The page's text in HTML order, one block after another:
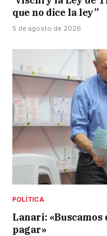
que no dice la ley”
5 de agosto de 2026
POLÍTICA
Lanari: «Buscamos
pagar»